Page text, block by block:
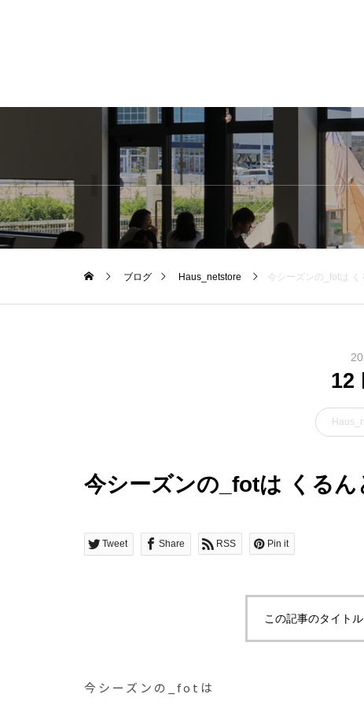
ブログ Haus_netstore 今シーズンの_fotは
12
今シーズンの_fotは くる
Tweet Share RSS Pin it
この記事のタイト
今シーズンの_fotは